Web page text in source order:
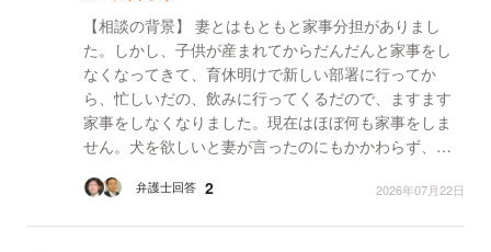
【相談の背景】 妻とはもともと家事分担がありまし
た。しかし、子供が産まれてからだんだんと家事をし
なくなってきて、育休明けで新しい部署に行ってか
ら、忙しいだの、飲みに行ってくるだので、ますます
家事をしなくなりました。現在はほぼ何も家事をしま
せん。犬を欲しいと妻が言ったのにもかかわらず、犬
た、新しい部署...
弁護士回答 2 2026年07月22日